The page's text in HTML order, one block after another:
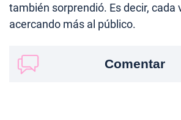
también sorprendió. Es decir, cada
acercando más al público.
Comentar